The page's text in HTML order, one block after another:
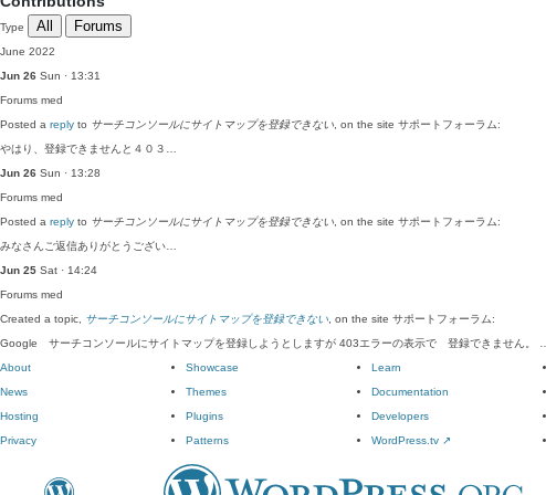
Type All Forums
June 2022
Jun 26 Sun · 13:31
Forums med
Posted a reply to サーチコンソールにサイトマップを登録できない , on the site サポートフォーラム:
やはり、登録できませんと４０３…
Jun 26 Sun · 13:28
Forums med
Posted a reply to サーチコンソールにサイトマップを登録できない , on the site サポートフォーラム:
みなさんご返信ありがとうござい…
Jun 25 Sat · 14:24
Forums med
Created a topic, サーチコンソールにサイトマップを登録できない , on the site サポートフォーラム:
Google サーチコンソールにサイトマップを登録しようとしますが 403エラーの表示で 登録できません。 …
About
News
Hosting
Privacy
Showcase
Themes
Plugins
Patterns
Learn
Documentation
Developers
WordPress.tv ↗